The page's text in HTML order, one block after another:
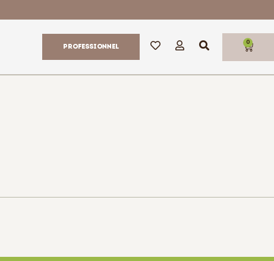
Professionnel
0